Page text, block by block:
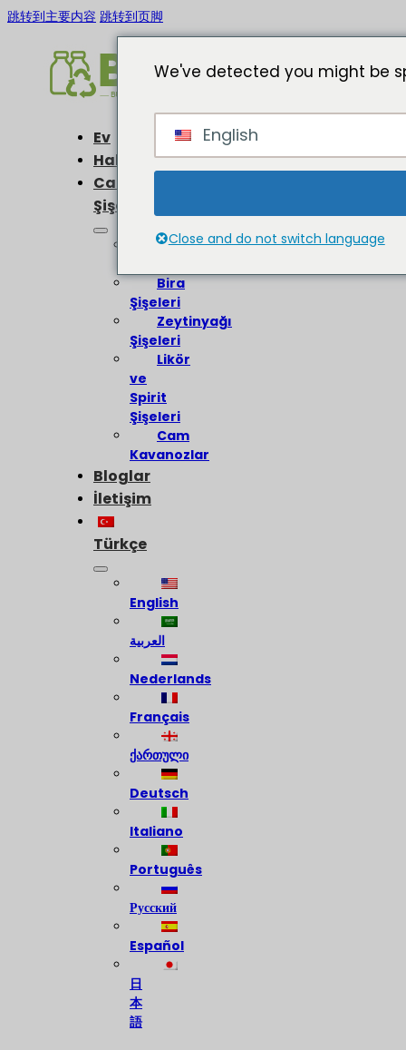
跳转到主要内容 跳转到页脚
Ev
Hakkında
Cam
Şişeler
Şarap
Bira
Şişeleri
Zeytinyağı
Şişeleri
Likör
ve
Spirit
Şişeleri
Cam
Kavanozlar
Bloglar
İletişim
Türkçe
English
العربية
Nederlands
Français
ქართული
Deutsch
Italiano
Português
Русский
Español
日
本
語
We've detected you might be
English
Close and do not switch language